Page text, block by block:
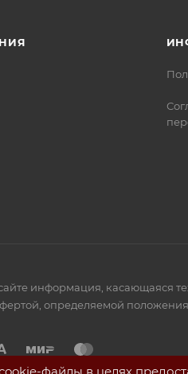
информация, касающаяся
определяемой